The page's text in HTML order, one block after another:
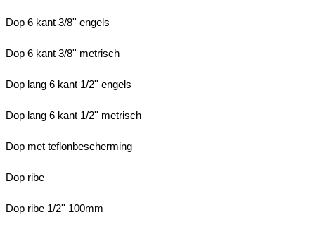
Dop 6 kant 3/8'' engels
Dop 6 kant 3/8'' metrisch
Dop lang 6 kant 1/2'' engels
Dop lang 6 kant 1/2'' metrisch
Dop met teflonbescherming
Dop ribe
Dop ribe 1/2'' 100mm